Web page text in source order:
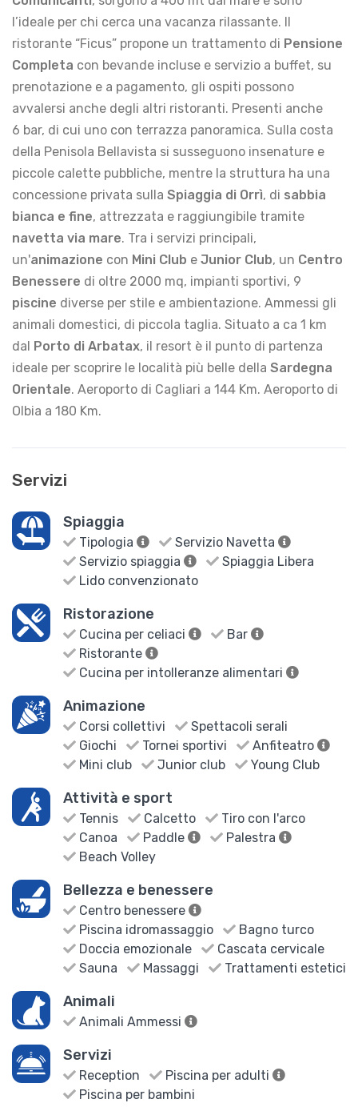
l’ideale per chi cerca una vacanza rilassante. Il
ristorante “Ficus” propone un trattamento di Pensione
Completa con bevande incluse e servizio a buffet, su
prenotazione e a pagamento, gli ospiti possono
avvalersi anche degli altri ristoranti. Presenti anche
6 bar, di cui uno con terrazza panoramica. Sulla costa
della Penisola Bellavista si susseguono insenature e
piccole calette pubbliche, mentre la struttura ha una
concessione privata sulla Spiaggia di Orrì, di sabbia
bianca e fine, attrezzata e raggiungibile tramite
navetta via mare. Tra i servizi principali,
un'animazione con Mini Club e Junior Club, un Centro
Benessere di oltre 2000 mq, impianti sportivi, 9
piscine diverse per stile e ambientazione. Ammessi gli
animali domestici, di piccola taglia. Situato a ca 1 km
dal Porto di Arbatax, il resort è il punto di partenza
ideale per scoprire le località più belle della Sardegna
Orientale. Aeroporto di Cagliari a 144 Km. Aeroporto di
Olbia a 180 Km.
Servizi
Spiaggia
Tipologia
Servizio Navetta
Servizio spiaggia
Spiaggia Libera
Lido convenzionato
Ristorazione
Cucina per celiaci
Bar
Ristorante
Cucina per intolleranze alimentari
Animazione
Corsi collettivi
Spettacoli serali
Giochi
Tornei sportivi
Anfiteatro
Mini club
Junior club Young Club
Attività e sport
Tennis Calcetto
Tiro con l'arco
Canoa
Paddle
Palestra
Beach Volley
Bellezza e benessere
Centro benessere
Piscina idromassaggio
Bagno turco
Doccia emozionale
Cascata cervicale
Sauna
Massaggi Trattamenti estetici
Animali
Animali Ammessi
Servizi
Reception
Piscina per adulti
Piscina per bambini